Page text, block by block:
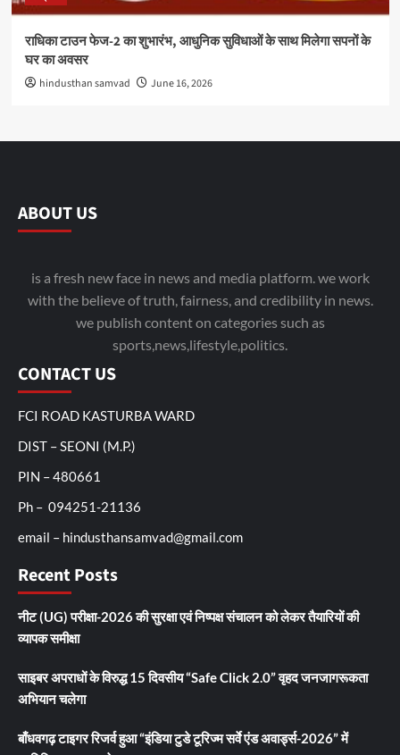
राधिका टाउन फेज-2 का शुभारंभ, आधुनिक सुविधाओं के साथ मिलेगा सपनों के
घर का अवसर
hindusthan samvad June 16, 2026
ABOUT US
is a fresh new face in news and media platform. we work
with the believe of truth, fairness, and credibility in news.
we publish content on categories such as
sports,news,lifestyle,politics.
CONTACT US
FCI ROAD KASTURBA WARD
DIST – SEONI (M.P.)
PIN – 480661
Ph – 094251-21136
email – hindusthansamvad@gmail.com
Recent Posts
नीट (UG) परीक्षा-2026 की सुरक्षा एवं निष्पक्ष संचालन को लेकर तैयारियों की
व्यापक समीक्षा
साइबर अपराधों के विरुद्ध 15 दिवसीय “Safe Click 2.0” वृहद जनजागरूकता
अभियान चलेगा
बाँधवगढ़ टाइगर रिजर्व हुआ “इंडिया टुडे टूरिज्म सर्वे एंड अवार्ड्स-2026” में